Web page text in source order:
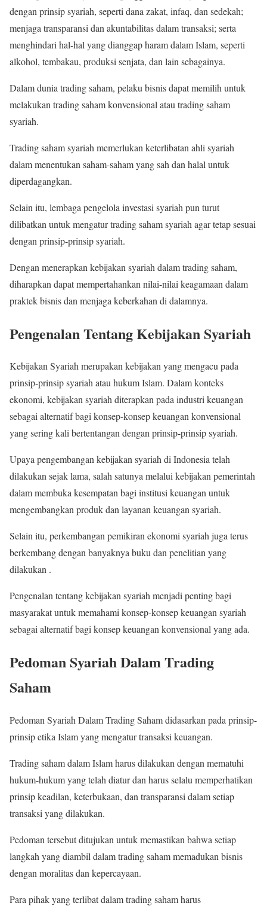
dengan prinsip syariah, seperti dana zakat, infaq, dan sedekah;
menjaga transparansi dan akuntabilitas dalam transaksi; serta
menghindari hal-hal yang dianggap haram dalam Islam, seperti
alkohol, tembakau, produksi senjata, dan lain sebagainya.
Dalam dunia trading saham, pelaku bisnis dapat memilih untuk
melakukan trading saham konvensional atau trading saham
syariah.
Trading saham syariah memerlukan keterlibatan ahli syariah
dalam menentukan saham-saham yang sah dan halal untuk
diperdagangkan.
Selain itu, lembaga pengelola investasi syariah pun turut
dilibatkan untuk mengatur trading saham syariah agar tetap sesuai
dengan prinsip-prinsip syariah.
Dengan menerapkan kebijakan syariah dalam trading saham,
diharapkan dapat mempertahankan nilai-nilai keagamaan dalam
praktek bisnis dan menjaga keberkahan di dalamnya.
Pengenalan Tentang Kebijakan Syariah
Kebijakan Syariah merupakan kebijakan yang mengacu pada
prinsip-prinsip syariah atau hukum Islam. Dalam konteks
ekonomi, kebijakan syariah diterapkan pada industri keuangan
sebagai alternatif bagi konsep-konsep keuangan konvensional
yang sering kali bertentangan dengan prinsip-prinsip syariah.
Upaya pengembangan kebijakan syariah di Indonesia telah
dilakukan sejak lama, salah satunya melalui kebijakan pemerintah
dalam membuka kesempatan bagi institusi keuangan untuk
mengembangkan produk dan layanan keuangan syariah.
Selain itu, perkembangan pemikiran ekonomi syariah juga terus
berkembang dengan banyaknya buku dan penelitian yang
dilakukan .
Pengenalan tentang kebijakan syariah menjadi penting bagi
masyarakat untuk memahami konsep-konsep keuangan syariah
sebagai alternatif bagi konsep keuangan konvensional yang ada.
Pedoman Syariah Dalam Trading
Saham
Pedoman Syariah Dalam Trading Saham didasarkan pada prinsip-
prinsip etika Islam yang mengatur transaksi keuangan.
Trading saham dalam Islam harus dilakukan dengan mematuhi
hukum-hukum yang telah diatur dan harus selalu memperhatikan
prinsip keadilan, keterbukaan, dan transparansi dalam setiap
transaksi yang dilakukan.
Pedoman tersebut ditujukan untuk memastikan bahwa setiap
langkah yang diambil dalam trading saham memadukan bisnis
dengan moralitas dan kepercayaan.
Para pihak yang terlibat dalam trading saham harus